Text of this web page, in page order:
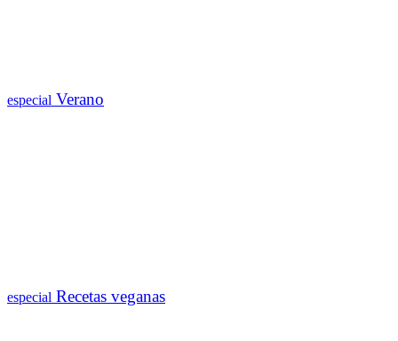
especial Verano
especial Recetas veganas